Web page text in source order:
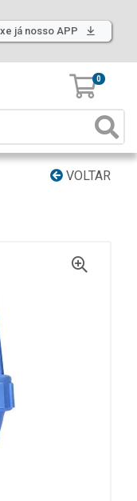
já nosso APP
0
VOLTAR